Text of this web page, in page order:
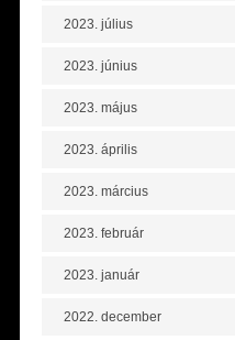
2023. július
2023. június
2023. május
2023. április
2023. március
2023. február
2023. január
2022. december